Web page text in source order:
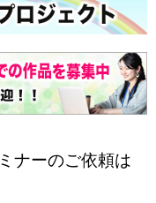
ナーのご依頼は